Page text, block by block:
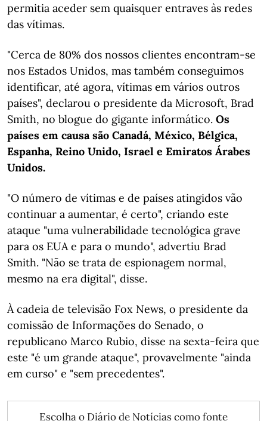
permitia aceder sem quaisquer entraves às redes
das vítimas.
"Cerca de 80% dos nossos clientes encontram-se
nos Estados Unidos, mas também conseguimos
identificar, até agora, vítimas em vários outros
países", declarou o presidente da Microsoft, Brad
Smith, no blogue do gigante informático. Os
países em causa são Canadá, México, Bélgica,
Espanha, Reino Unido, Israel e Emiratos Árabes
Unidos.
"O número de vítimas e de países atingidos vão
continuar a aumentar, é certo", criando este
ataque "uma vulnerabilidade tecnológica grave
para os EUA e para o mundo", advertiu Brad
Smith. "Não se trata de espionagem normal,
mesmo na era digital", disse.
À cadeia de televisão Fox News, o presidente da
comissão de Informações do Senado, o
republicano Marco Rubio, disse na sexta-feira que
este "é um grande ataque", provavelmente "ainda
em curso" e "sem precedentes".
Escolha o Diário de Notícias como fonte